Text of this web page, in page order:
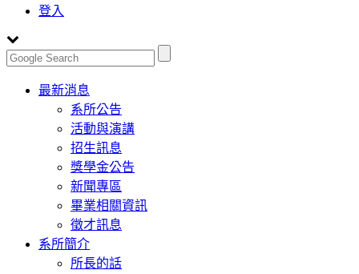
登入
Toggle
navigation
最新消息
系所公告
活動與演講
招生訊息
獎學金公告
新聞專區
畢業相關資訊
徵才訊息
系所簡介
所長的話